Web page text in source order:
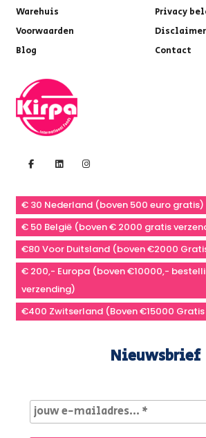
Warehuis
Privacy
Voorwaarden
Disclaimer
Blog
Contact
€ 30 Nederland (boven 500 euro gratis)
€ 50 België (boven € 2000 gratis
€80 Voor Duitsland (boven €2000
€ 200,- Europa (boven €10000,-
verzending)
€400 Zwitserland (Boven €15000
Nieuwsbrief